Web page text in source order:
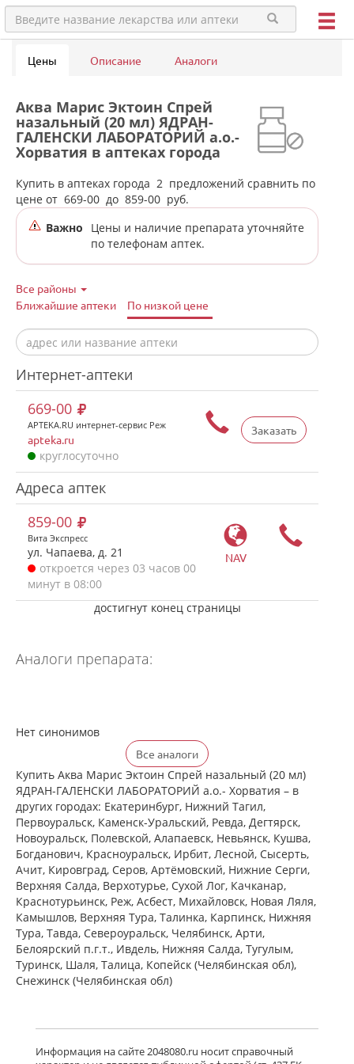
Цены Описание Аналоги
Аква Марис Эктоин Спрей
назальный (20 мл) ЯДРАН-
ГАЛЕНСКИ ЛАБОРАТОРИЙ а.о.-
Хорватия в аптеках города
Режа
Купить в аптеках города 2 предложений сравнить по
цене от 669-00 до 859-00 руб.
Важно
Цены и наличие препарата уточняйте
по телефонам аптек.
Все районы
Ближайшие аптеки
По низкой цене
Интернет-аптеки
Заказать
669-00
APTEKA.RU интернет-сервис Реж
apteka.ru
круглосуточно
Адреса аптек
NAV
859-00
Вита Экспресс
ул. Чапаева, д. 21
откроется через 03 часов 00
минут в 08:00
достигнут конец страницы
Аналоги препарата:
Нет синонимов
Все аналоги
Купить Аква Марис Эктоин Спрей назальный (20 мл)
ЯДРАН-ГАЛЕНСКИ ЛАБОРАТОРИЙ а.о.- Хорватия – в
других городах: Екатеринбург, Нижний Тагил,
Первоуральск, Каменск-Уральский, Ревда, Дегтярск,
Новоуральск, Полевской, Алапаевск, Невьянск, Кушва,
Богданович, Красноуральск, Ирбит, Лесной, Сысерть,
Ачит, Кировград, Серов, Артёмовский, Нижние Cерги,
Верхняя Салда, Верхотурье, Сухой Лог, Качканар,
Краснотурьинск, Реж, Асбест, Михайловск, Новая Ляля,
Камышлов, Верхняя Тура, Талинка, Карпинск, Нижняя
Тура, Тавда, Североуральск, Челябинск, Арти,
Белоярский п.г.т., Ивдель, Нижняя Салда, Тугулым,
Туринск, Шаля, Талица, Копейск (Челябинская обл),
Снежинск (Челябинская обл)
Информация на сайте 2048080.ru носит справочный